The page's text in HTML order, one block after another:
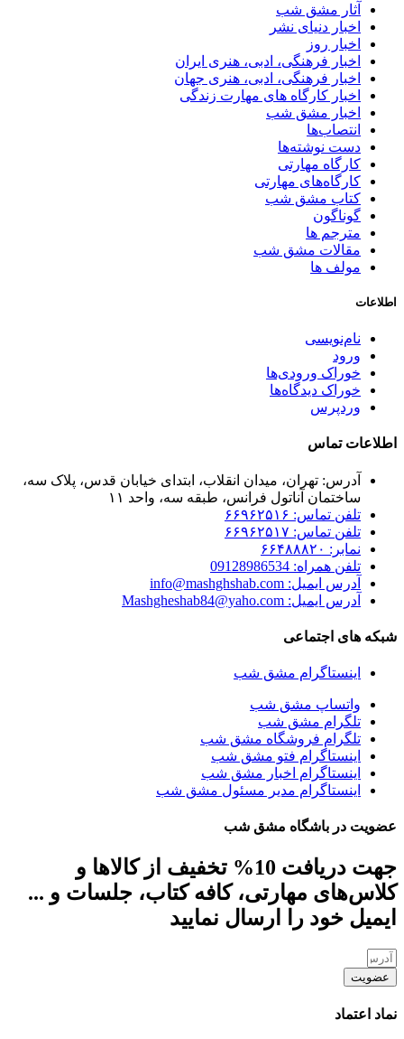
آثار مشق شب
اخبار دنیای نشر
اخبار روز
اخبار فرهنگی، ادبی، هنری ایران
اخبار فرهنگی، ادبی، هنری جهان
اخبار کارگاه های مهارت زندگی
اخبار مشق شب
انتصاب‌ها
دست نوشته‌ها
کارگاه مهارتی
کارگاه‌های مهارتی
کتاب مشق شب
گوناگون
مترجم ها
مقالات مشق شب
مولف ها
اطلاعات
نام‌نویسی
ورود
خوراک ورودی‌ها
خوراک دیدگاه‌ها
وردپرس
اطلاعات تماس
آدرس: تهران، میدان انقلاب، ابتدای خیابان قدس، پلاک سه،
ساختمان آناتول فرانس، طبقه سه، واحد ۱۱
تلفن تماس: ۶۶۹۶۲۵۱۶
تلفن تماس: ۶۶۹۶۲۵۱۷
نمابر: ۶۶۴۸۸۸۲۰
تلفن همراه: 09128986534
آدرس ایمیل: info@mashghshab.com
آدرس ایمیل: Mashgheshab84@yaho.com
شبکه های اجتماعی
اینستاگرام مشق شب
واتساپ مشق شب
تلگرام مشق شب
تلگرام فروشگاه مشق شب
اینستاگرام فتو مشق شب
اینستاگرام اخبار مشق شب
اینستاگرام مدیر مسئول مشق شب
عضویت در باشگاه مشق شب
جهت دریافت 10% تخفیف از کالاها و
کلاس‌های مهارتی، کافه کتاب، جلسات و ...
ایمیل خود را ارسال نمایید
عضویت
نماد اعتماد